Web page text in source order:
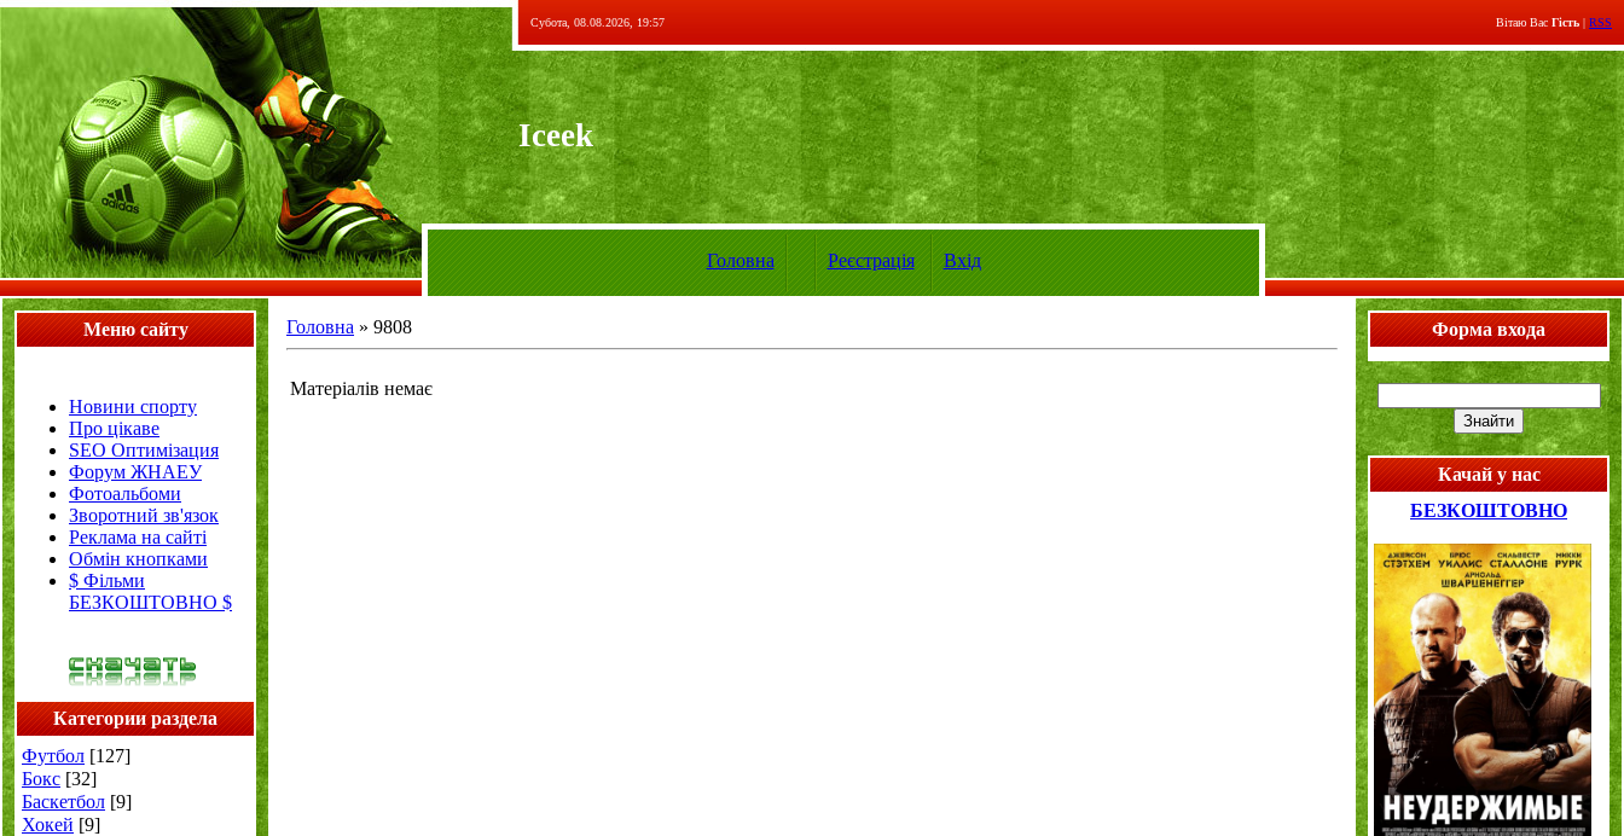
Субота, 08.08.2026, 19:57 Вітаю Вас Гість | RSS
Iceek
Головна Реєстрація Вхід
Меню сайту
Новини спорту
Про цікаве
SEO Оптимізация
Форум ЖНАЕУ
Фотоальбоми
Зворотний зв'язок
Реклама на сайті
Обмін кнопками
$ Фільми
БЕЗКОШТОВНО $
Категории раздела
Футбол [127]
Бокс [32]
Баскетбол [9]
Хокей [9]
Головна » 9808
Матеріалів немає
Форма входа
Качай у нас
БЕЗКОШТОВНО